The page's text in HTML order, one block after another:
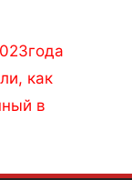
как
в